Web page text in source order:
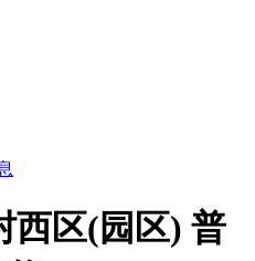
西区(园区) 普